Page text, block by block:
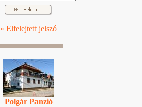
» Elfelejtett jelszó
Polgár Panzió